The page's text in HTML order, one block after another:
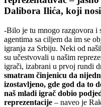
Dalibora Ilića, koji nosi
-Bilo je tu mnogo razgovora i
agentima sa ciljem da im se
igranja za Srbiju. Neki od
su učestvovali u našim
igrači, izabrani u prvoj rundi
smatram činjenicu da
izostavljeno, gde god da to
naš mladi igrač dobio
reprezentacije – naveo je